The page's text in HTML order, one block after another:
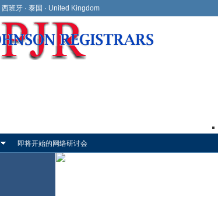
西班牙 · 泰国 · United Kingdom
即将开始的网络研讨会